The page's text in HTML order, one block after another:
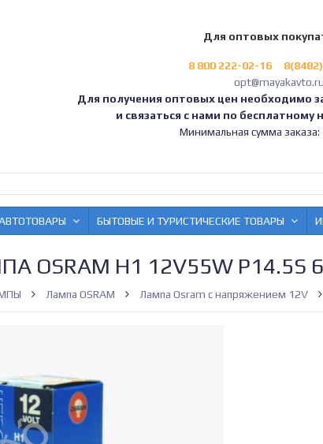
Для оптовых
8 800 222-02-16
opt@mayakavto.ru
Для получения оптовых цен необходимо
и связаться с нами по бесплатному
Минимальная сумма заказа:
БЫТОВЫЕ И ТУРИСТИЧЕСКИЕ ТОВАРЫ
OSRAM H1 12V55W P14.5S
Лампа OSRAM Лампа Osram с напряжением 12V